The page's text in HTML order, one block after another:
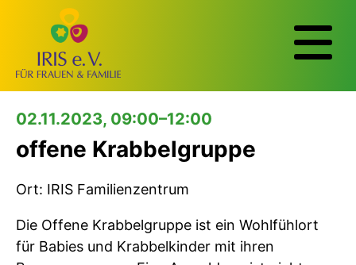
02.11.2023, 09:00–12:00
offene Krabbelgruppe
Ort: IRIS Familienzentrum
Die Offene Krabbelgruppe ist ein Wohlfühlort
für Babies und Krabbelkinder mit ihren